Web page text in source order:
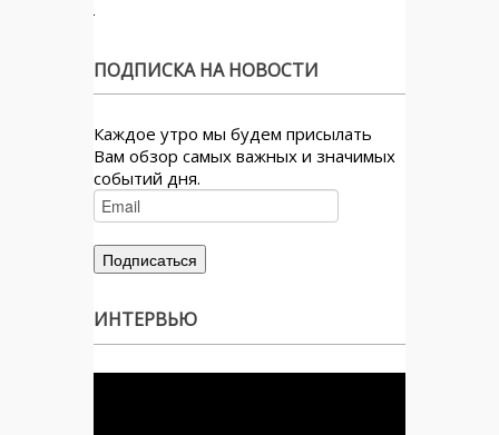
ПОДПИСКА НА НОВОСТИ
Каждое утро мы будем присылать
Вам обзор самых важных и значимых
событий дня.
ИНТЕРВЬЮ